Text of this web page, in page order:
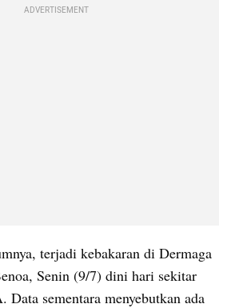
ADVERTISEMENT
terjadi kebakaran di Dermaga
Senin (9/7) dini hari sekitar
sementara menyebutkan ada